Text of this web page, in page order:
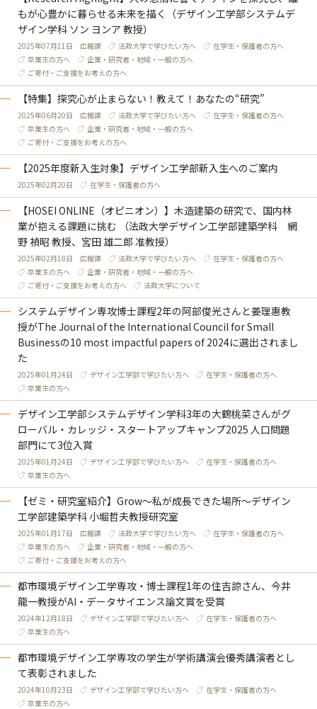
もが心豊かに暮らせる未来を描く（デザイン工学部システムデ
ザイン学科 ソン ヨンア 教授）
2025年07月11日 広報課 法政大学で学びたい方へ
在学生・保護者の方へ
卒業生の方へ
企業・研究者・地域・一般の方へ
ご寄付・ご支援をお考えの方へ
【特集】探究心が止まらない！教えて！あなたの“研究”
2025年06月20日 広報課 法政大学で学びたい方へ
在学生・保護者の方へ
卒業生の方へ
企業・研究者・地域・一般の方へ
ご寄付・ご支援をお考えの方へ
【2025年度新入生対象】デザイン工学部新入生へのご案内
2025年02月20日 在学生・保護者の方へ
【HOSEI ONLINE（オピニオン）】木造建築の研究で、国内林
業が抱える課題に挑む （法政大学デザイン工学部建築学科 網
野 禎昭 教授、宮田 雄二郎 准教授）
2025年02月18日 広報課 法政大学で学びたい方へ
在学生・保護者の方へ
卒業生の方へ
企業・研究者・地域・一般の方へ
ご寄付・ご支援をお考えの方へ
法政大学について
システムデザイン専攻博士課程2年の阿部俊光さんと姜理惠教
授がThe Journal of the International Council for Small
Businessの10 most impactful papers of 2024に選出されまし
た
2025年01月24日 デザイン工学部で学びたい方へ
在学生・保護者の方へ
卒業生の方へ
デザイン工学部システムデザイン学科3年の大鶴桃菜さんがグ
ローバル・カレッジ・スタートアップキャンプ2025 人口問題
部門にて3位入賞
2025年01月24日 デザイン工学部で学びたい方へ
在学生・保護者の方へ
卒業生の方へ
【ゼミ・研究室紹介】Grow～私が成長できた場所～デザイン
工学部建築学科 小堀哲夫教授研究室
2025年01月17日 広報課 法政大学で学びたい方へ
在学生・保護者の方へ
卒業生の方へ
企業・研究者・地域・一般の方へ
ご寄付・ご支援をお考えの方へ
都市環境デザイン工学専攻・博士課程1年の住吉諒さん、今井
龍一教授がAI・データサイエンス論文賞を受賞
2024年12月18日 デザイン工学部で学びたい方へ
在学生・保護者の方へ
卒業生の方へ
都市環境デザイン工学専攻の学生が学術講演会優秀講演者とし
て表彰されました
2024年10月23日 デザイン工学部で学びたい方へ
在学生・保護者の方へ
卒業生の方へ